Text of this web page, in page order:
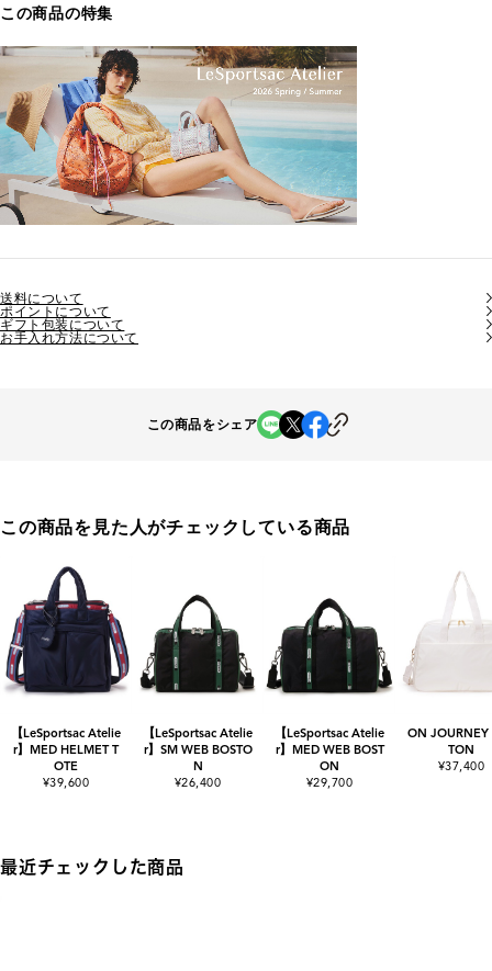
この商品の特集
送料について
ポイントについて
ギフト包装について
お手入れ方法について
この商品をシェア
この商品を見た人がチェックしている商品
【LeSportsac Atelie
r】MED HELMET T
OTE
¥39,600
【LeSportsac Atelie
r】SM WEB BOSTO
N
¥26,400
【LeSportsac Atelie
r】MED WEB BOST
ON
¥29,700
ON JOURNEY
TON
¥37,400
最近チェックした商品